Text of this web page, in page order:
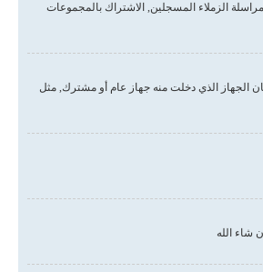
الزملاء المسجلين, الاشتراك بالمجموعات
الجهاز الذي دخلت منه جهاز عام أو مشترك, مثل
شاء الله